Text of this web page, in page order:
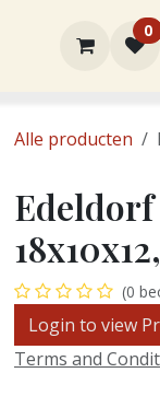
Contact
0
Alle producten
(0
Login to view
Terms and